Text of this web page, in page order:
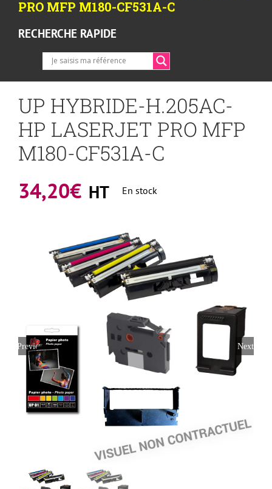
PRO MFP M180-CF531A-C
RECHERCHE RAPIDE
UP HYBRIDE-H.205AC-
HP LASERJET PRO MFP
M180-CF531A-C
34,20€ HT En stock
Previous Next